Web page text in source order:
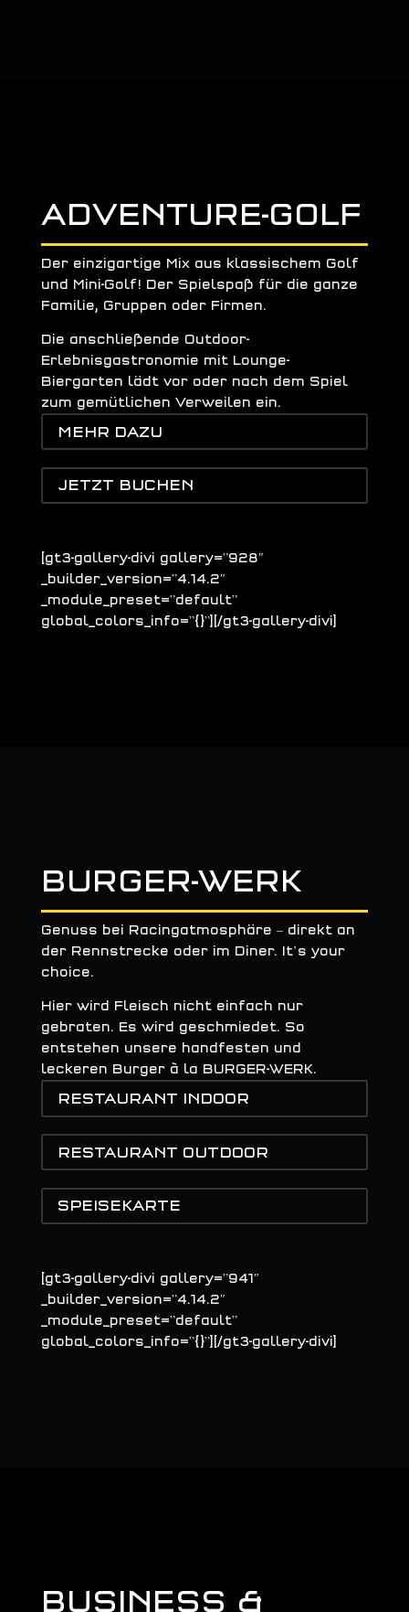
ADVENTURE-GOLF
Der einzigartige Mix aus klassischem Golf
und Mini-Golf! Der Spielspaß für die ganze
Familie, Gruppen oder Firmen.
Die anschließende Outdoor-
Erlebnisgastronomie mit Lounge-
Biergarten lädt vor oder nach dem Spiel
zum gemütlichen Verweilen ein.
MEHR DAZU
JETZT BUCHEN
[gt3-gallery-divi gallery=”928″
_builder_version=”4.14.2″
_module_preset=”default”
global_colors_info=”{}”][/gt3-gallery-divi]
BURGER-WERK
Genuss bei Racingatmosphäre – direkt an
der Rennstrecke oder im Diner. It’s your
choice.
Hier wird Fleisch nicht einfach nur
gebraten. Es wird geschmiedet. So
entstehen unsere handfesten und
leckeren Burger à la BURGER-WERK.
RESTAURANT INDOOR
RESTAURANT OUTDOOR
SPEISEKARTE
[gt3-gallery-divi gallery=”941″
_builder_version=”4.14.2″
_module_preset=”default”
global_colors_info=”{}”][/gt3-gallery-divi]
BUSINESS &